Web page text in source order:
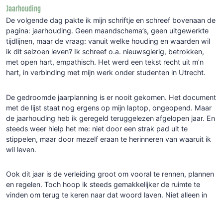
Jaarhouding
De volgende dag pakte ik mijn schriftje en schreef bovenaan de
pagina: jaarhouding. Geen maandschema’s, geen uitgewerkte
tijdlijnen, maar de vraag: vanuit welke houding en waarden wil
ik dit seizoen leven? Ik schreef o.a. nieuwsgierig, betrokken,
met open hart, empathisch. Het werd een tekst recht uit m’n
hart, in verbinding met mijn werk onder studenten in Utrecht.
De gedroomde jaarplanning is er nooit gekomen. Het document
met de lijst staat nog ergens op mijn laptop, ongeopend. Maar
de jaarhouding heb ik geregeld teruggelezen afgelopen jaar. En
steeds weer hielp het me: niet door een strak pad uit te
stippelen, maar door mezelf eraan te herinneren van waaruit ik
wil leven.
Ook dit jaar is de verleiding groot om vooral te rennen, plannen
en regelen. Toch hoop ik steeds gemakkelijker de ruimte te
vinden om terug te keren naar dat woord laven. Niet alleen in